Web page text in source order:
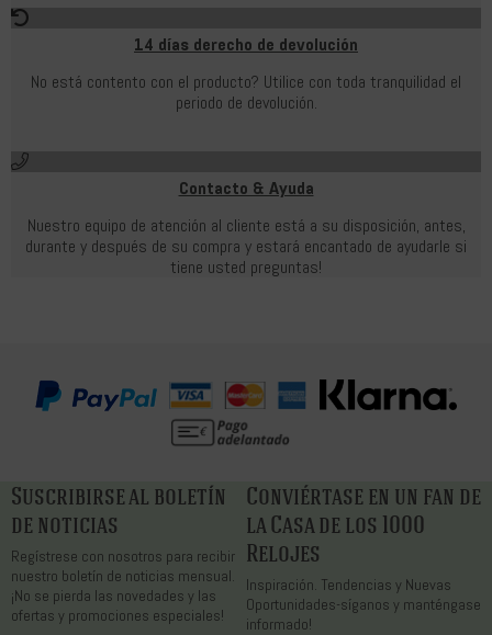
14 días derecho de devolución
No está contento con el producto? Utilice con toda tranquilidad el
periodo de devolución.
Contacto & Ayuda
Nuestro equipo de atención al cliente está a su disposición, antes,
durante y después de su compra y estará encantado de ayudarle si
tiene usted preguntas!
Suscribirse al boletín
de noticias
Regístrese con nosotros para recibir
nuestro boletín de noticias mensual.
¡No se pierda las novedades y las
ofertas y promociones especiales!
Conviértase en un fan de
la Casa de los 1000
Relojes
Inspiración. Tendencias y Nuevas
Oportunidades-síganos y manténgase
informado!